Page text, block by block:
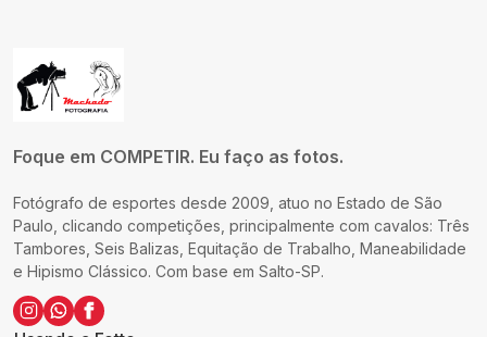
Jovem C
Amador
Tira Teima
Cavaleiro Iniciante
Potro
Feminina
Foque em COMPETIR. Eu faço as fotos.
Fotógrafo de esportes desde 2009, atuo no Estado de São
Paulo, clicando competições, principalmente com cavalos: Três
Tambores, Seis Balizas, Equitação de Trabalho, Maneabilidade
e Hipismo Clássico. Com base em Salto-SP.